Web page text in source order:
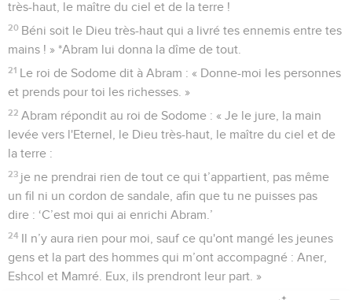
très-haut, le maître du ciel et de la terre !
20 Béni soit le Dieu très-haut qui a livré tes ennemis entre tes
mains ! » *Abram lui donna la dîme de tout.
21 Le roi de Sodome dit à Abram : « Donne-moi les personnes
et prends pour toi les richesses. »
22 Abram répondit au roi de Sodome : « Je le jure, la main
levée vers l'Eternel, le Dieu très-haut, le maître du ciel et de
la terre :
23 je ne prendrai rien de tout ce qui t’appartient, pas même
un fil ni un cordon de sandale, afin que tu ne puisses pas
dire : ‘C’est moi qui ai enrichi Abram.’
24 Il n’y aura rien pour moi, sauf ce qu'ont mangé les jeunes
gens et la part des hommes qui m’ont accompagné : Aner,
Eshcol et Mamré. Eux, ils prendront leur part. »